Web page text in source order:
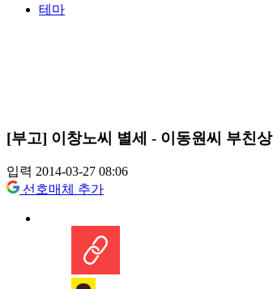
테마
[부고] 이창노씨 별세 - 이동원씨 부친상
입력 2014-03-27 08:06
선호매체 추가